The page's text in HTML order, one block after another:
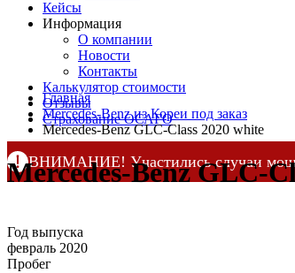
Кейсы
Информация
О компании
Новости
Контакты
Калькулятор стоимости
Отзывы
Страхование ОСАГО
ВНИМАНИЕ! Участились случаи
Компания DSS Group принимает
Главная
Mercedes-Benz из Кореи под заказ
Mercedes-Benz GLC-Class 2020 white
Mercedes-Benz GLC-
Год выпуска
февраль 2020
Пробег